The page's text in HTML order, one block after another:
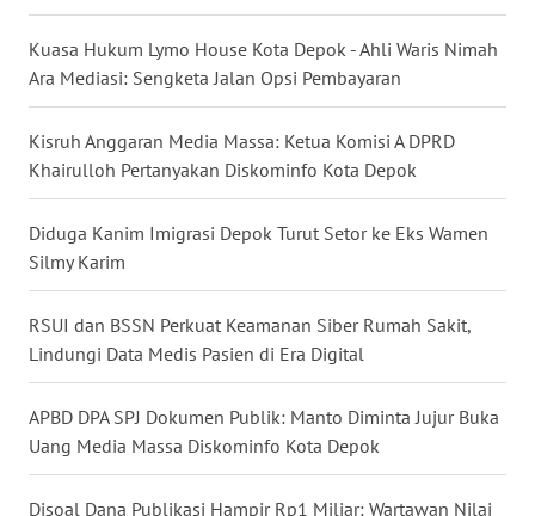
Kuasa Hukum Lymo House Kota Depok - Ahli Waris Nimah
Ara Mediasi: Sengketa Jalan Opsi Pembayaran
Kisruh Anggaran Media Massa: Ketua Komisi A DPRD
Khairulloh Pertanyakan Diskominfo Kota Depok
Diduga Kanim Imigrasi Depok Turut Setor ke Eks Wamen
Silmy Karim
RSUI dan BSSN Perkuat Keamanan Siber Rumah Sakit,
Lindungi Data Medis Pasien di Era Digital
APBD DPA SPJ Dokumen Publik: Manto Diminta Jujur Buka
Uang Media Massa Diskominfo Kota Depok
Disoal Dana Publikasi Hampir Rp1 Miliar: Wartawan Nilai
WN
LANGKAT
WN
TAPANULI
SELATAN
WN
TANJUNG
LESUNG
WN
KARO